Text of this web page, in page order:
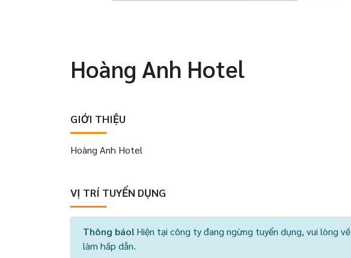
Hoàng Anh Hotel
GIỚI THIỆU
Hoàng Anh Hotel
VỊ TRÍ TUYỂN DỤNG
Thông báo! Hiện tại công ty đang ngừng tuyển dụng, vui lòng về
làm hấp dẫn.